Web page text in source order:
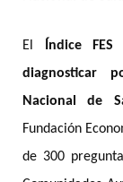
El Índice FES
diagnosticar
Nacional de
Fundación
de 300